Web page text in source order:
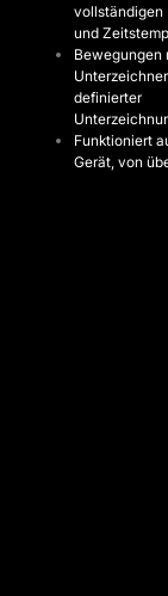
vollständigen
und
Bewegungen
definierter
Funktioniert
Gerät, von